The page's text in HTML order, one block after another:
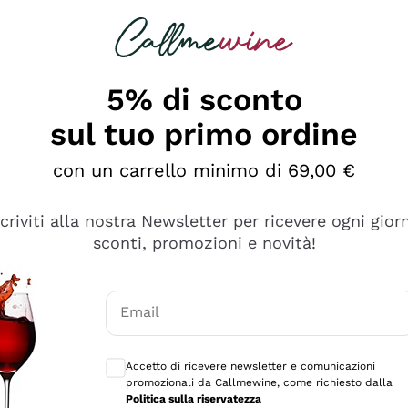
è male ma secondo me ci sono alternative che
5% di sconto
sul tuo primo ordine
con un carrello minimo di 69,00 €
alla nostra Newsletter per ricevere ogni
sconti, promozioni e novità!
Email
Accetto di ricevere newsletter e comunicazioni
promozionali da Callmewine, come richiesto dalla
Politica sulla riservatezza